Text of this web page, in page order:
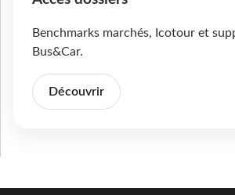
Benchmarks marchés, Icotour et
Bus&Car.
Découvrir